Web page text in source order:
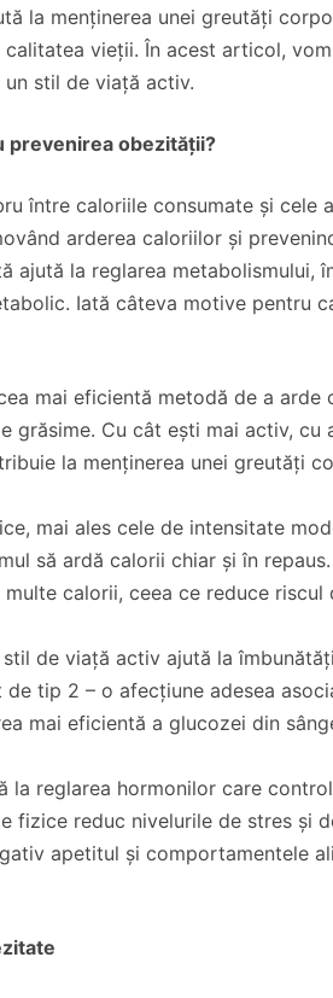
la menținerea unei greutăți
vieții. În acest articol,
stil de viață activ.
prevenirea obezității?
între caloriile consumate și cele
arderea caloriilor și
ajută la reglarea metabolismului,
Iată câteva motive pentru
mai eficientă metodă de a arde
grăsime. Cu cât ești mai activ, cu
la menținerea unei greutăți
mai ales cele de intensitate
să ardă calorii chiar și în
calorii, ceea ce reduce riscul
stil de viață activ ajută la
tip 2 – o afecțiune adesea
mai eficientă a glucozei din
la reglarea hormonilor care
fizice reduc nivelurile de stres și
apetitul și comportamentele